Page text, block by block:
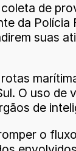
de
da
suas
O uso
de
o